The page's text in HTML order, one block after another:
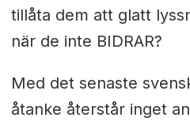
tillåta dem att glatt
när de inte BIDRAR?
Med det senaste
åtanke återstår inget